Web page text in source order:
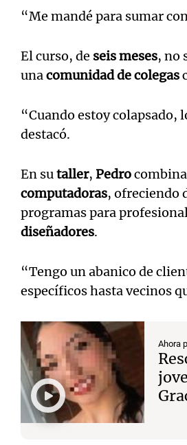
“Me mandé para sumar
El curso, de seis meses, no
unacomunidad de colegas
“Cuando estoy
destacó.
En sutaller, Pedro
computadoras, ofreciendo
programas para
diseñadores.
“Tengo un abanico de
específicos hasta vecinos
Ahora